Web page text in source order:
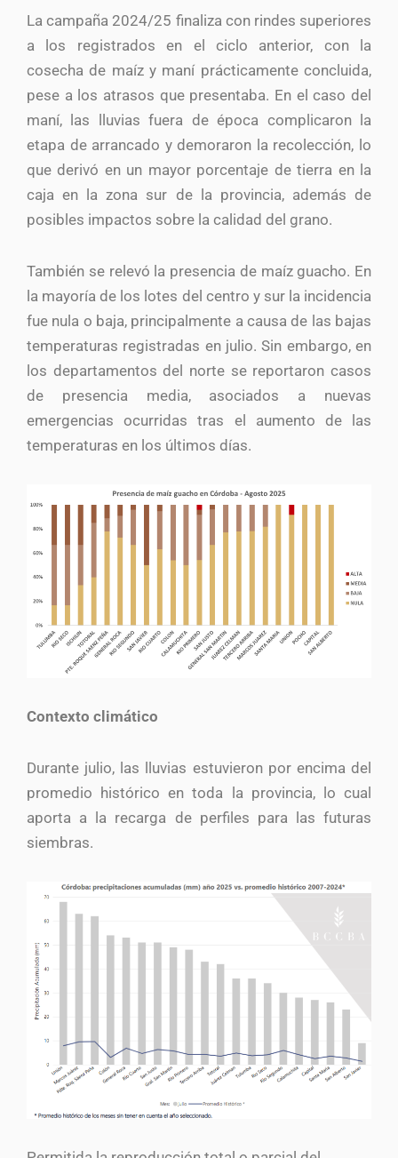
La campaña 2024/25 finaliza con rindes superiores
a los registrados en el ciclo anterior, con la
cosecha de maíz y maní prácticamente concluida,
pese a los atrasos que presentaba. En el caso del
maní, las lluvias fuera de época complicaron la
etapa de arrancado y demoraron la recolección, lo
que derivó en un mayor porcentaje de tierra en la
caja en la zona sur de la provincia, además de
posibles impactos sobre la calidad del grano.
También se relevó la presencia de maíz guacho. En
la mayoría de los lotes del centro y sur la incidencia
fue nula o baja, principalmente a causa de las bajas
temperaturas registradas en julio. Sin embargo, en
los departamentos del norte se reportaron casos
de presencia media, asociados a nuevas
emergencias ocurridas tras el aumento de las
temperaturas en los últimos días.
Contexto climático
Durante julio, las lluvias estuvieron por encima del
promedio histórico en toda la provincia, lo cual
aporta a la recarga de perfiles para las futuras
siembras.